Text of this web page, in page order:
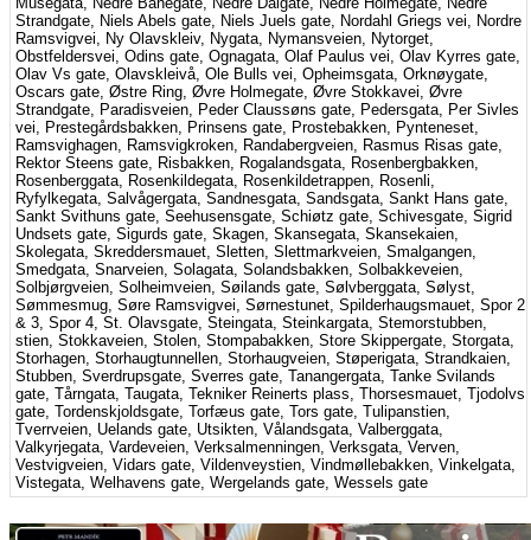
Strandgate, Niels Abels gate, Niels Juels gate, Nordahl Griegs vei, Nordre
Ramsvigvei, Ny Olavskleiv, Nygata, Nymansveien, Nytorget,
Obstfeldersvei, Odins gate, Ognagata, Olaf Paulus vei, Olav Kyrres gate,
Olav Vs gate, Olavskleivå, Ole Bulls vei, Opheimsgata, Orknøygate,
Oscars gate, Østre Ring, Øvre Holmegate, Øvre Stokkavei, Øvre
Strandgate, Paradisveien, Peder Claussøns gate, Pedersgata, Per Sivles
vei, Prestegårdsbakken, Prinsens gate, Prostebakken, Pynteneset,
Ramsvighagen, Ramsvigkroken, Randabergveien, Rasmus Risas gate,
Rektor Steens gate, Risbakken, Rogalandsgata, Rosenbergbakken,
Rosenberggata, Rosenkildegata, Rosenkildetrappen, Rosenli,
Ryfylkegata, Salvågergata, Sandnesgata, Sandsgata, Sankt Hans gate,
Sankt Svithuns gate, Seehusensgate, Schiøtz gate, Schivesgate, Sigrid
Undsets gate, Sigurds gate, Skagen, Skansegata, Skansekaien,
Skolegata, Skreddersmauet, Sletten, Slettmarkveien, Smalgangen,
Smedgata, Snarveien, Solagata, Solandsbakken, Solbakkeveien,
Solbjørgveien, Solheimveien, Søilands gate, Sølvberggata, Sølyst,
Sømmesmug, Søre Ramsvigvei, Sørnestunet, Spilderhaugsmauet, Spor 2
& 3, Spor 4, St. Olavsgate, Steingata, Steinkargata, Stemorstubben,
stien, Stokkaveien, Stolen, Stompabakken, Store Skippergate, Storgata,
Storhagen, Storhaugtunnellen, Storhaugveien, Støperigata, Strandkaien,
Stubben, Sverdrupsgate, Sverres gate, Tanangergata, Tanke Svilands
gate, Tårngata, Taugata, Tekniker Reinerts plass, Thorsesmauet, Tjodolvs
gate, Tordenskjoldsgate, Torfæus gate, Tors gate, Tulipanstien,
Tverrveien, Uelands gate, Utsikten, Vålandsgata, Valberggata,
Valkyrjegata, Vardeveien, Verksalmenningen, Verksgata, Verven,
Vestvigveien, Vidars gate, Vildenveystien, Vindmøllebakken, Vinkelgata,
Vistegata, Welhavens gate, Wergelands gate, Wessels gate